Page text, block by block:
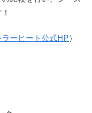
ラーヒート公式HP）